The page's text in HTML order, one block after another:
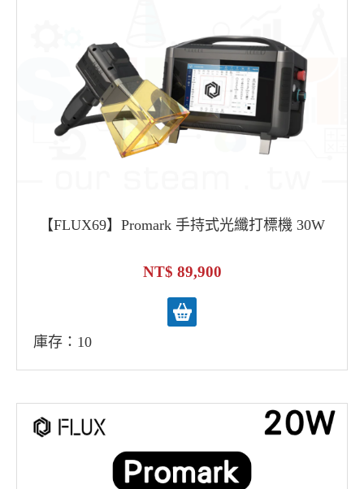
【FLUX69】Promark 手持式光纖打標機 30W
89,900
庫存：10